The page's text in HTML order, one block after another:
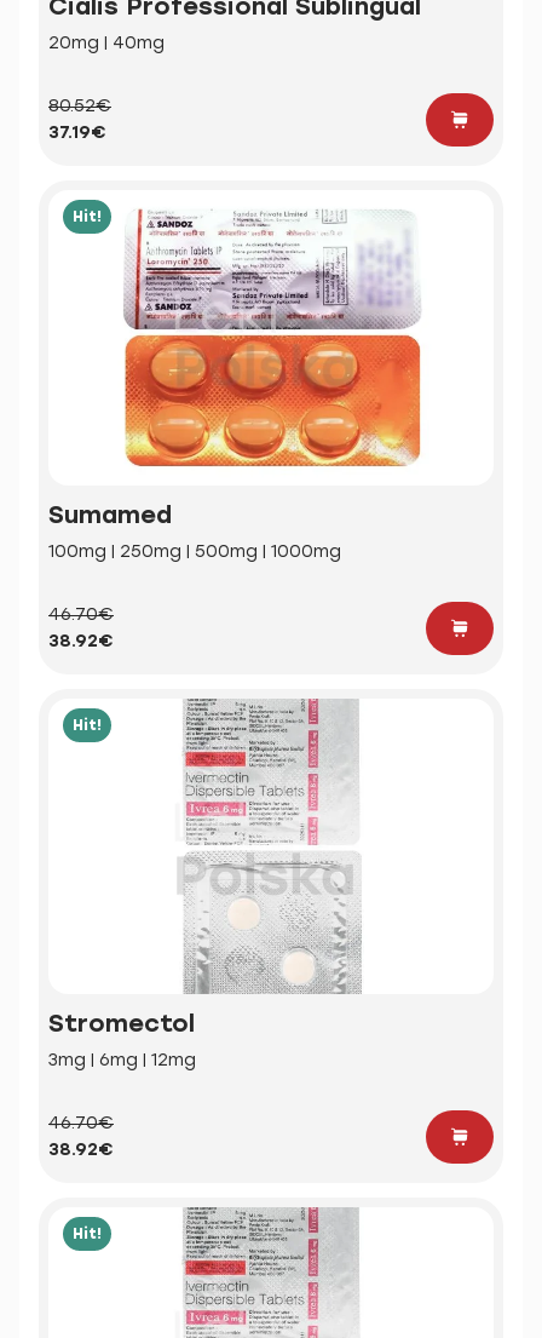
20mg | 40mg
80.52€
37.19€
Hit!
Sumamed
100mg | 250mg | 500mg | 1000mg
46.70€
38.92€
Hit!
Stromectol
3mg | 6mg | 12mg
46.70€
38.92€
Hit!